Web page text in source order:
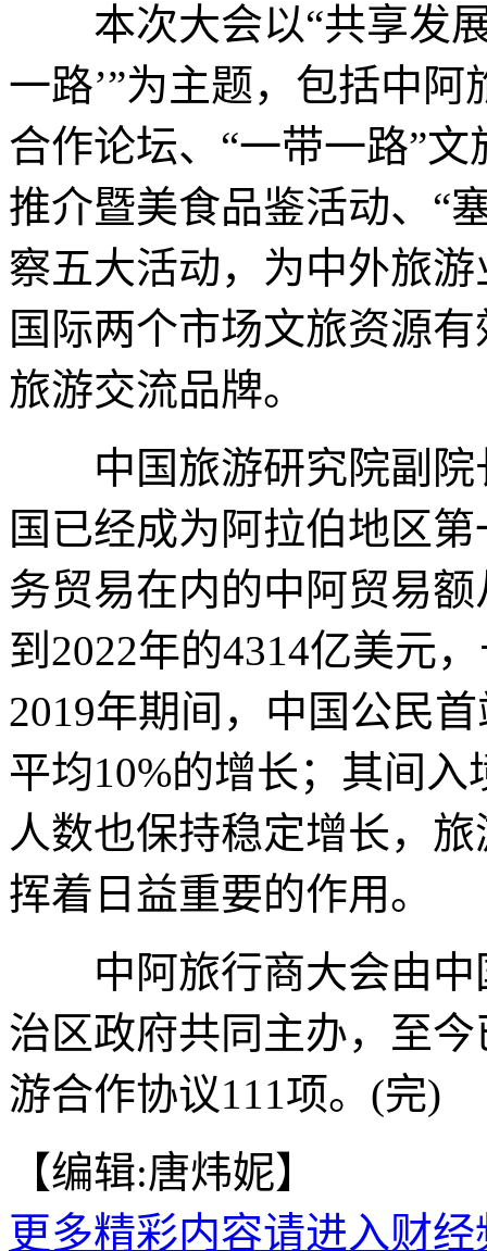
本次大会以“共享发展
一路’”为主题，包括中
合作论坛、“一带一路”
推介暨美食品鉴活动、“
察五大活动，为中外旅
国际两个市场文旅资源
旅游交流品牌。
中国旅游研究院副院
国已经成为阿拉伯地区
务贸易在内的中阿贸易
到2022年的4314亿美元
2019年期间，中国公民
平均10%的增长；其间
人数也保持稳定增长，
挥着日益重要的作用。
中阿旅行商大会由中
治区政府共同主办，至
游合作协议111项。(完)
【编辑:唐炜妮】
更多精彩内容请进入财经